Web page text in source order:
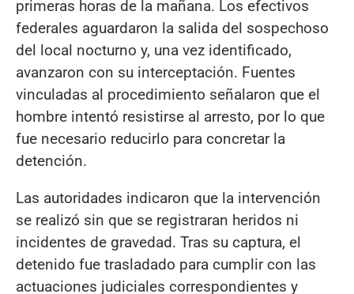
primeras horas de la mañana. Los efectivos
federales aguardaron la salida del sospechoso
del local nocturno y, una vez identificado,
avanzaron con su interceptación. Fuentes
vinculadas al procedimiento señalaron que el
hombre intentó resistirse al arresto, por lo que
fue necesario reducirlo para concretar la
detención.
Las autoridades indicaron que la intervención
se realizó sin que se registraran heridos ni
incidentes de gravedad. Tras su captura, el
detenido fue trasladado para cumplir con las
actuaciones judiciales correspondientes y